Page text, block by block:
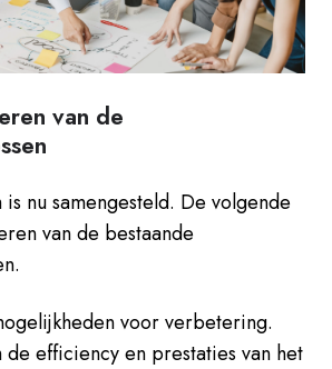
van de
nu samengesteld. De volgende
van de bestaande
voor verbetering.
efficiency en prestaties van het